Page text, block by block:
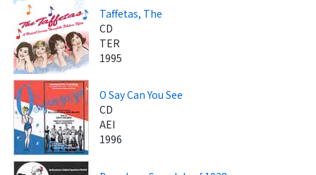
Taffetas, The
CD
TER
1995
O Say Can You See
CD
AEI
1996